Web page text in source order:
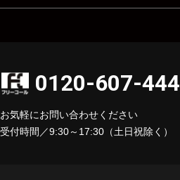
0120-607-444
お気軽にお問い合わせください
受付時間／9:30～17:30（土日祝除く）